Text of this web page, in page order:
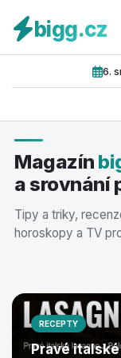
bigg.cz
6.
Magazín
a srovnání
Tipy a triky,
horoskopy a TV
FINANCE
Prodej
2026:
statisíce
RECEPTY
Pravé